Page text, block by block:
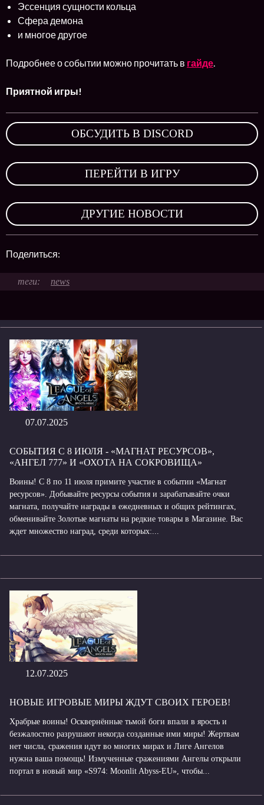
Эссенция сущности кольца
Сфера демона
и многое другое
Подробнее о событии можно прочитать в гайде.
Приятной игры!
ОБСУДИТЬ В DISCORD
ПЕРЕЙТИ В ИГРУ
ДРУГИЕ НОВОСТИ
Поделиться:
news
07.07.2025
СОБЫТИЯ С 8 ИЮЛЯ - «МАГНАТ РЕСУРСОВ»,
«АНГЕЛ 777» И «ОХОТА НА СОКРОВИЩА»
Воины! С 8 по 11 июля примите участие в событии «Магнат
ресурсов». Добывайте ресурсы события и зарабатывайте очки
магната, получайте награды в ежедневных и общих рейтингах,
обменивайте Золотые магнаты на редкие товары в Магазине. Вас
ждет множество наград, среди которых:...
12.07.2025
НОВЫЕ ИГРОВЫЕ МИРЫ ЖДУТ СВОИХ ГЕРОЕВ!
Храбрые воины! Осквернённые тьмой боги впали в ярость и
безжалостно разрушают некогда созданные ими миры! Жертвам
нет числа, сражения идут во многих мирах и Лиге Ангелов
нужна ваша помощь! Измученные сражениями Ангелы открыли
портал в новый мир «S974: Moonlit Abyss-EU», чтобы...